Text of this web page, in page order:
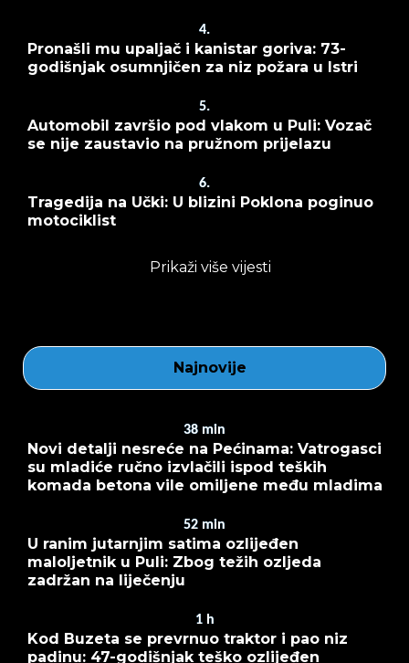
4.
Pronašli mu upaljač i kanistar goriva: 73-
godišnjak osumnjičen za niz požara u Istri
5.
Automobil završio pod vlakom u Puli: Vozač
se nije zaustavio na pružnom prijelazu
6.
Tragedija na Učki: U blizini Poklona poginuo
motociklist
Prikaži više vijesti
Najnovije
38 min
Novi detalji nesreće na Pećinama: Vatrogasci
su mladiće ručno izvlačili ispod teških
komada betona vile omiljene među mladima
52 min
U ranim jutarnjim satima ozlijeđen
maloljetnik u Puli: Zbog težih ozljeda
zadržan na liječenju
1 h
Kod Buzeta se prevrnuo traktor i pao niz
padinu: 47-godišnjak teško ozlijeđen